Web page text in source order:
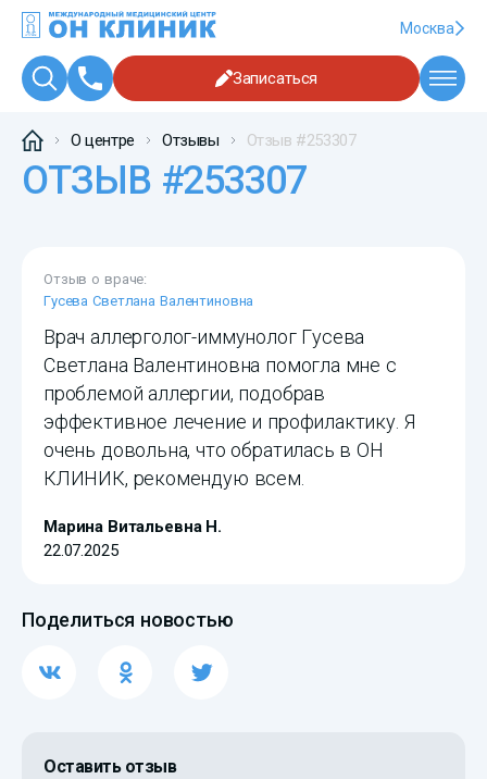
Москва
Записаться
О центре Отзывы Отзыв #253307
ОТЗЫВ #253307
Отзыв о враче:
Гусева Светлана Валентиновна
Врач аллерголог-иммунолог Гусева
Светлана Валентиновна помогла мне с
проблемой аллергии, подобрав
эффективное лечение и профилактику. Я
очень довольна, что обратилась в ОН
КЛИНИК, рекомендую всем.
Марина Витальевна Н.
22.07.2025
Поделиться новостью
Оставить отзыв